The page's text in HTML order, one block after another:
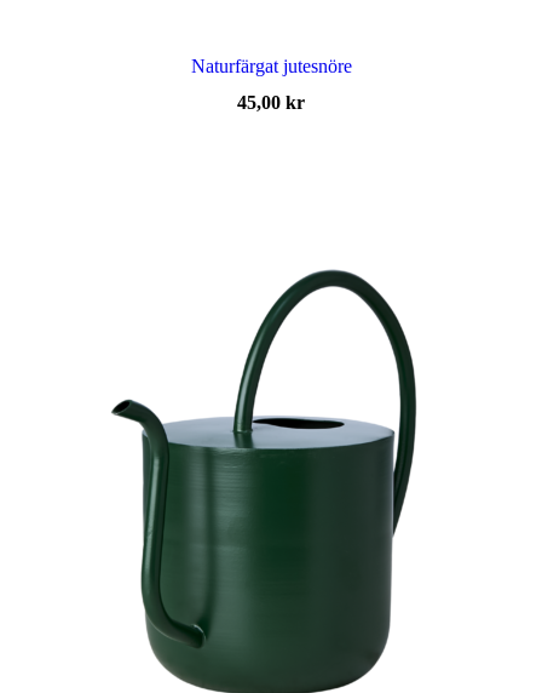
Naturfärgat jutesnöre
45,00 kr